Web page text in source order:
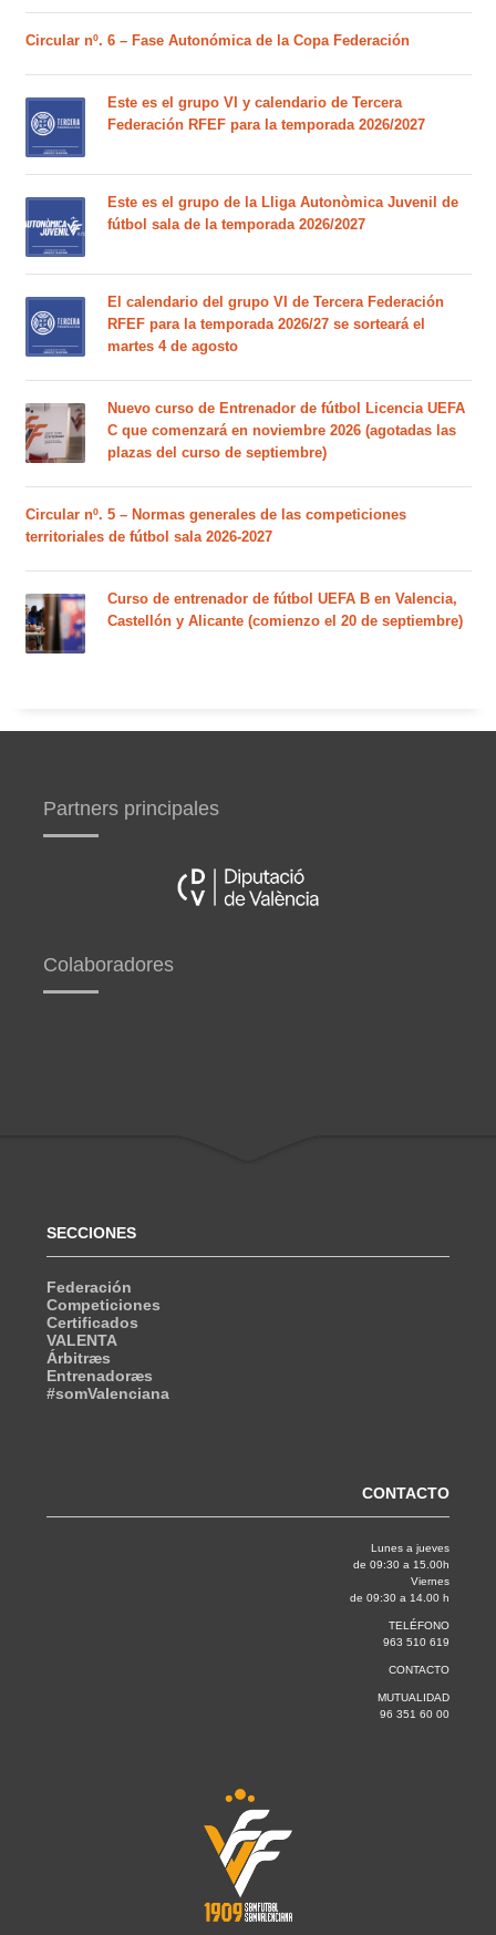
Circular nº. 6 – Fase Autonómica de la Copa Federación
Este es el grupo VI y calendario de Tercera
Federación RFEF para la temporada 2026/2027
Este es el grupo de la Lliga Autonòmica Juvenil de
fútbol sala de la temporada 2026/2027
El calendario del grupo VI de Tercera Federación
RFEF para la temporada 2026/27 se sorteará el
martes 4 de agosto
Nuevo curso de Entrenador de fútbol Licencia UEFA
C que comenzará en noviembre 2026 (agotadas las
plazas del curso de septiembre)
Circular nº. 5 – Normas generales de las competiciones
territoriales de fútbol sala 2026-2027
Curso de entrenador de fútbol UEFA B en Valencia,
Castellón y Alicante (comienzo el 20 de septiembre)
Partners principales
Colaboradores
SECCIONES
Federación
Competiciones
Certificados
VALENTA
Árbitræs
Entrenadoræs
#somValenciana
CONTACTO
Lunes a jueves
de 09:30 a 15.00h
Viernes
de 09:30 a 14.00 h
TELÉFONO
963 510 619
CONTACTO
MUTUALIDAD
96 351 60 00